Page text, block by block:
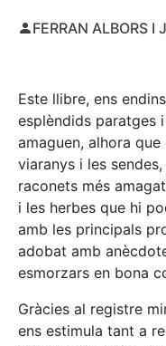
FERRAN ALBORS I
Este llibre, ens
esplèndids paratges
amaguen, alhora
viaranys i les
raconets més
i les herbes que hi
amb les principals
adobat amb
esmorzars en bona
Gràcies al registre
ens estimula tant a